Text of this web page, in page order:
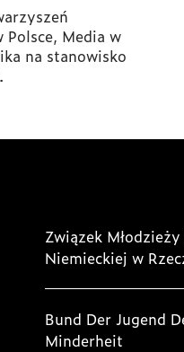
Polsce, Media w
na stanowisko
Związek
Niemieckiej w
Bund Der Jugend
Minderheit